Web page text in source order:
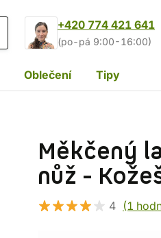
+420 774 421 641
(po-pá 9:00-16:00)
Oblečení Tipy
Měkčený
nůž -
4 (1